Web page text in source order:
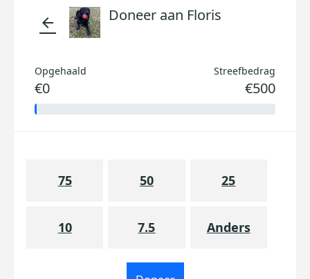
arrow_back Doneer aan Floris
Opgehaald
€0
Streefbedrag
€500
75 50 25
10 7.5 Anders